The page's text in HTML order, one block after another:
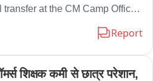
at the CM Camp Office
कैंप कार्यालय में डिजिटल ट्रांसफर
。
Report
शिक्षक कमी से छात्र परेशान,